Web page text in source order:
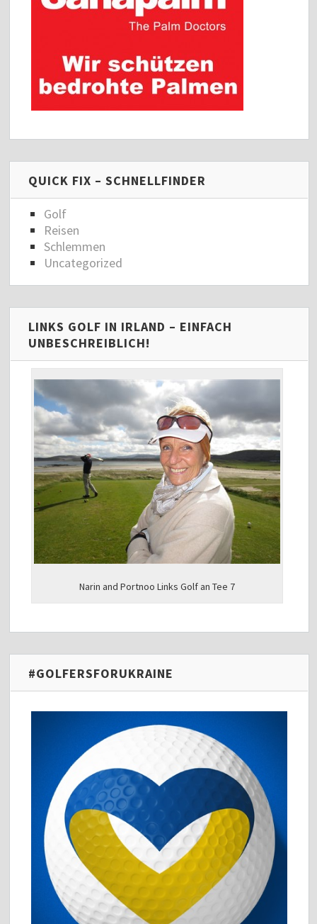
QUICK FIX – SCHNELLFINDER
Golf
Reisen
Schlemmen
Uncategorized
LINKS GOLF IN IRLAND – EINFACH
UNBESCHREIBLICH!
Narin and Portnoo Links Golf an Tee 7
#GOLFERSFORUKRAINE